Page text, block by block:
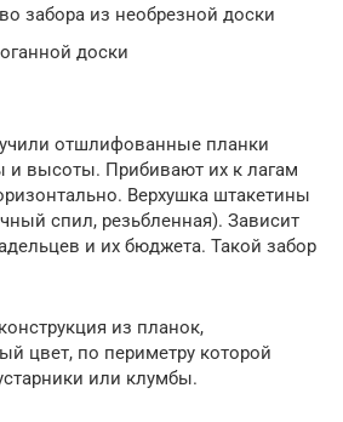
забора из необрезной доски
доски
отшлифованные планки
высоты. Прибивают их к лагам
Верхушка штакетины
спил, резьбленная). Зависит
и их бюджета. Такой забор
из планок,
цвет, по периметру которой
или клумбы.